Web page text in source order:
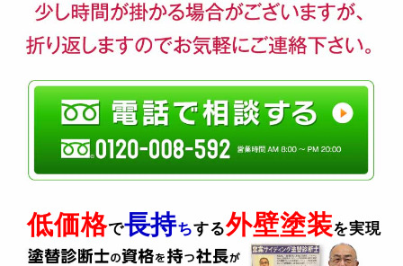
低価格で長持ちする外壁塗装を実現